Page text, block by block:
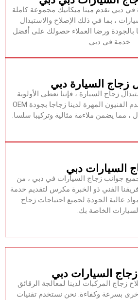
في دبي تقدم ميتا ميكانيك مجموعة كاملة
، بما في ذلك الإصلاح والاستبدال
بالجودة ورضا العملاء حصولك على أفضل
خدمة في دبي.‏
زجاج السيارة دبي‏
زجاج السيارة ، فإننا نعطي الأولوية
للسلامة والجودة.‏ ‏يستخدم الفنيون المهرة لدينا زجاجا بجودة OEM
، مما يضمن ملاءمة مثالية وتركيبا سلسا.‏
السيارات دبي‏
جوانب زجاج السيارات في دبي ، من
‏فريقنا الفني ذو الخبرة مكرس لتقديم خدمة
عالية الجودة لجميع احتياجات زجاج
الخاصة بك.‏
السيارات دبي‏
زجاج المركبات لدينا لمعالجة الرقائق
بسرعة وكفاءة.‏ ‏نحن نستخدم تقنيات